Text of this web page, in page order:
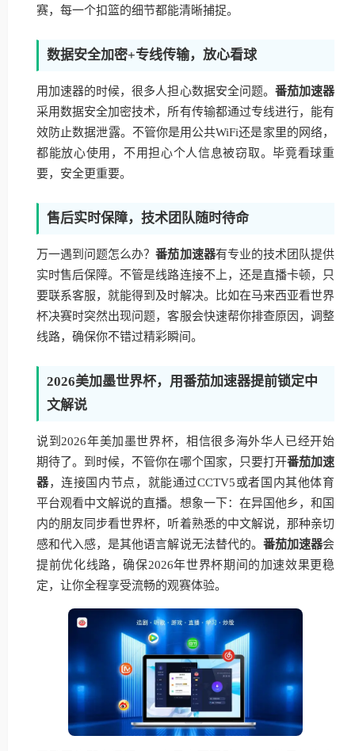
赛，每一个扣篮的细节都能清晰捕捉。
数据安全加密+专线传输，放心看球
用加速器的时候，很多人担心数据安全问题。 番茄加速器
采用数据安全加密技术，所有传输都通过专线进行，能有
效防止数据泄露。不管你是用公共WiFi还是家里的网络，
都能放心使用，不用担心个人信息被窃取。毕竟看球重
要，安全更重要。
售后实时保障，技术团队随时待命
万一遇到问题怎么办？番茄加速器有专业的技术团队提供
实时售后保障。不管是线路连接不上，还是直播卡顿，只
要联系客服，就能得到及时解决。比如在马来西亚看世界
杯决赛时突然出现问题，客服会快速帮你排查原因，调整
线路，确保你不错过精彩瞬间。
2026美加墨世界杯，用番茄加速器提前锁定中
文解说
说到2026年美加墨世界杯，相信很多海外华人已经开始
期待了。到时候，不管你在哪个国家，只要打开番茄加速
器，连接国内节点，就能通过CCTV5或者国内其他体育
平台观看中文解说的直播。想象一下：在异国他乡，和国
内的朋友同步看世界杯，听着熟悉的中文解说，那种亲切
感和代入感，是其他语言解说无法替代的。 番茄加速器会
提前优化线路，确保2026年世界杯期间的加速效果更稳
定，让你全程享受流畅的观赛体验。